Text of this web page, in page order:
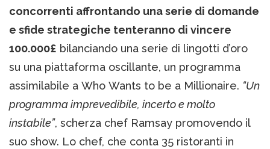
concorrenti affrontando una serie di domande
e sfide strategiche tenteranno di vincere
100.000£ bilanciando una serie di lingotti d’oro
su una piattaforma oscillante, un programma
assimilabile a Who Wants to be a Millionaire. “Un
programma imprevedibile, incerto e molto
instabile”, scherza chef Ramsay promovendo il
suo show. Lo chef, che conta 35 ristoranti in